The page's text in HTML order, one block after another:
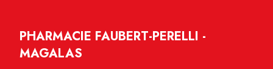
PHARMACIE FAUBERT-PERELLI -
MAGALAS